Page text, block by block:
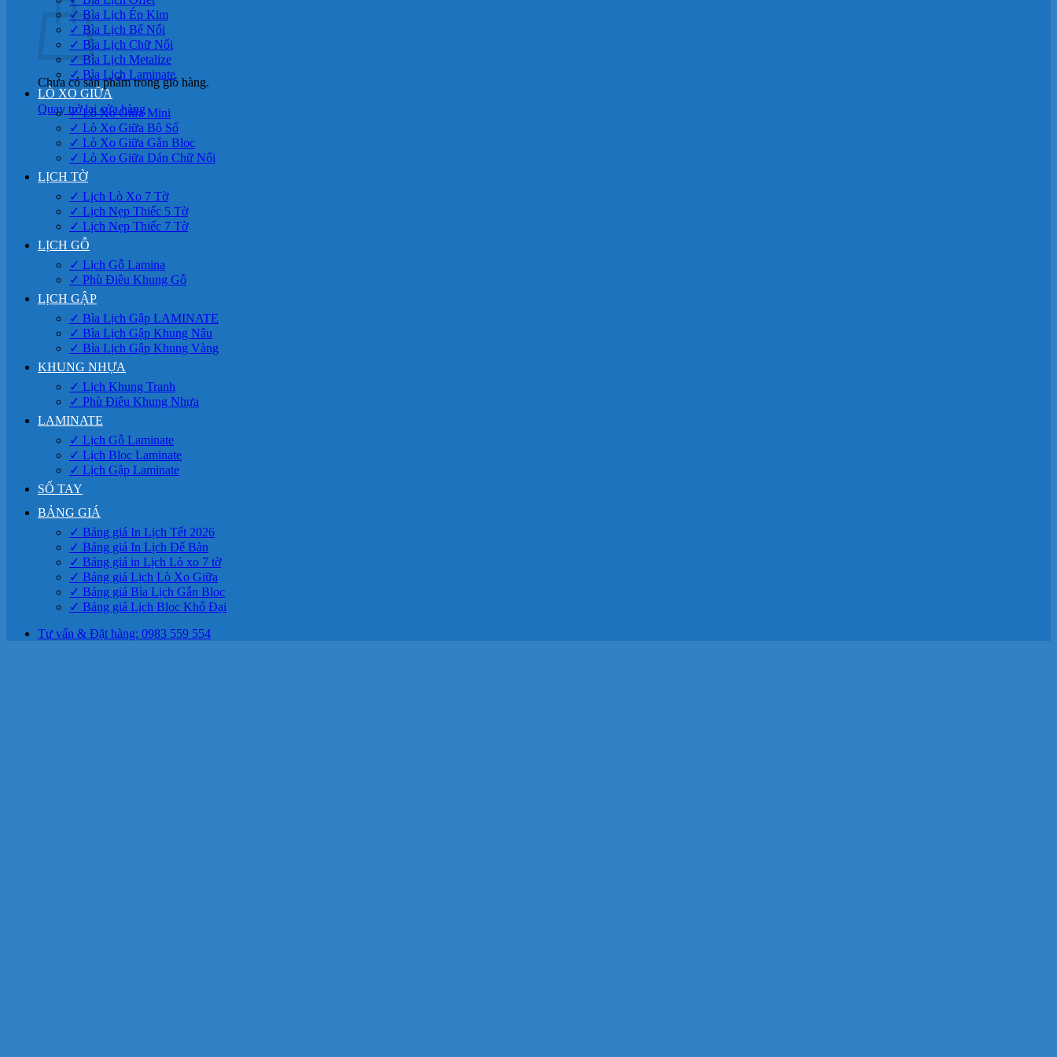
Chưa có sản phẩm trong giỏ hàng.
Quay trở lại cửa hàng
✓ Bìa Lịch Ép Kim
✓ Bìa Lịch Bế Nổi
✓ Bìa Lịch Chữ Nổi
✓ Bìa Lịch Metalize
✓ Bìa Lịch Laminate
LÒ XO GIỮA
✓ Lò Xo Giữa Mini
✓ Lò Xo Giữa Bộ Số
✓ Lò Xo Giữa Gắn Bloc
✓ Lò Xo Giữa Dán Chữ Nổi
LỊCH TỜ
✓ Lịch Lò Xo 7 Tờ
✓ Lịch Nẹp Thiếc 5 Tờ
✓ Lịch Nẹp Thiếc 7 Tờ
LỊCH GỖ
✓ Lịch Gỗ Lamina
✓ Phù Điêu Khung Gỗ
LỊCH GẬP
✓ Bìa Lịch Gập LAMINATE
✓ Bìa Lịch Gập Khung Nâu
✓ Bìa Lịch Gập Khung Vàng
KHUNG NHỰA
✓ Lịch Khung Tranh
✓ Phù Điêu Khung Nhựa
LAMINATE
✓ Lịch Gỗ Laminate
✓ Lịch Bloc Laminate
✓ Lịch Gập Laminate
SỔ TAY
BẢNG GIÁ
✓ Bảng giá In Lịch Tết 2026
✓ Bảng giá In Lịch Để Bàn
✓ Bảng giá in Lịch Lò xo 7 tờ
✓ Bảng giá Lịch Lò Xo Giữa
✓ Bảng giá Bìa Lịch Gắn Bloc
✓ Bảng giá Lịch Bloc Khổ Đại
Tư vấn & Đặt hàng: 0983 559 554